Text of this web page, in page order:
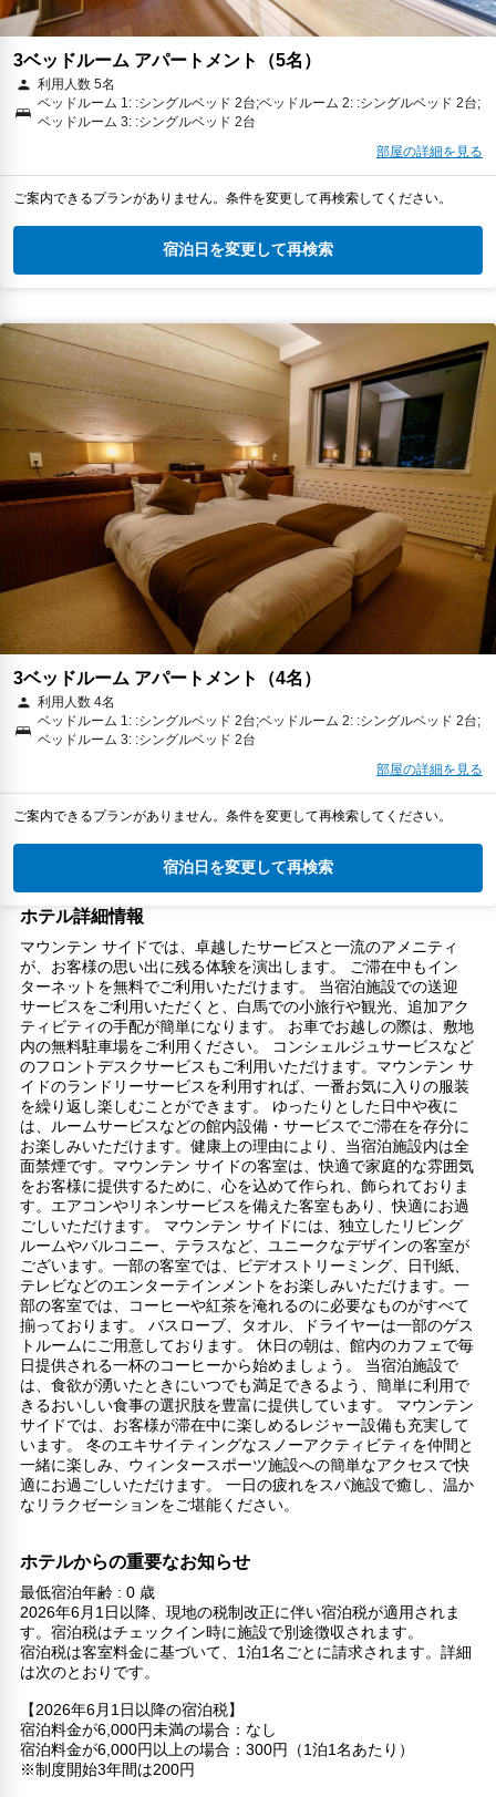
3ベッドルーム アパートメント（5名）
利用人数 5名
ベッドルーム 1: :シングルベッド 2台;ベッドルーム 2: :シングルベッド 2台;
ベッドルーム 3: :シングルベッド 2台
部屋の詳細を見る
ご案内できるプランがありません。条件を変更して再検索してください。
宿泊日を変更して再検索
3ベッドルーム アパートメント（4名）
利用人数 4名
ベッドルーム 1: :シングルベッド 2台;ベッドルーム 2: :シングルベッド 2台;
ベッドルーム 3: :シングルベッド 2台
部屋の詳細を見る
ご案内できるプランがありません。条件を変更して再検索してください。
宿泊日を変更して再検索
ホテル詳細情報
マウンテン サイドでは、卓越したサービスと一流のアメニティ
が、お客様の思い出に残る体験を演出します。 ご滞在中もイン
ターネットを無料でご利用いただけます。 当宿泊施設での送迎
サービスをご利用いただくと、白馬での小旅行や観光、追加アク
ティビティの手配が簡単になります。 お車でお越しの際は、敷地
内の無料駐車場をご利用ください。 コンシェルジュサービスなど
のフロントデスクサービスもご利用いただけます。マウンテン サ
イドのランドリーサービスを利用すれば、一番お気に入りの服装
を繰り返し楽しむことができます。 ゆったりとした日中や夜に
は、ルームサービスなどの館内設備・サービスでご滞在を存分に
お楽しみいただけます。健康上の理由により、当宿泊施設内は全
面禁煙です。マウンテン サイドの客室は、快適で家庭的な雰囲気
をお客様に提供するために、心を込めて作られ、飾られておりま
す。エアコンやリネンサービスを備えた客室もあり、快適にお過
ごしいただけます。 マウンテン サイドには、独立したリビング
ルームやバルコニー、テラスなど、ユニークなデザインの客室が
ございます。一部の客室では、ビデオストリーミング、日刊紙、
テレビなどのエンターテインメントをお楽しみいただけます。一
部の客室では、コーヒーや紅茶を淹れるのに必要なものがすべて
揃っております。 バスローブ、タオル、ドライヤーは一部のゲス
トルームにご用意しております。 休日の朝は、館内のカフェで毎
日提供される一杯のコーヒーから始めましょう。 当宿泊施設で
は、食欲が湧いたときにいつでも満足できるよう、簡単に利用で
きるおいしい食事の選択肢を豊富に提供しています。 マウンテン
サイドでは、お客様が滞在中に楽しめるレジャー設備も充実して
います。 冬のエキサイティングなスノーアクティビティを仲間と
一緒に楽しみ、ウィンタースポーツ施設への簡単なアクセスで快
適にお過ごしいただけます。 一日の疲れをスパ施設で癒し、温か
なリラクゼーションをご堪能ください。
ホテルからの重要なお知らせ
最低宿泊年齢 : 0 歳
2026年6月1日以降、現地の税制改正に伴い宿泊税が適用されま
す。宿泊税はチェックイン時に施設で別途徴収されます。
宿泊税は客室料金に基づいて、1泊1名ごとに請求されます。詳細
は次のとおりです。
【2026年6月1日以降の宿泊税】
宿泊料金が6,000円未満の場合：なし
宿泊料金が6,000円以上の場合：300円（1泊1名あたり）
※制度開始3年間は200円